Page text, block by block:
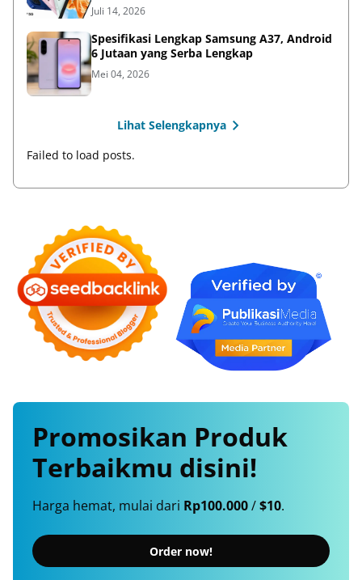
Juli 14, 2026
Spesifikasi Lengkap Samsung A37, Android
6 Jutaan yang Serba Lengkap
Mei 04, 2026
Lihat Selengkapnya
Failed to load posts.
Promosikan Produk
Terbaikmu disini!
Harga hemat, mulai dari Rp100.000/$10.
Order now!